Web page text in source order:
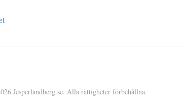
Jesperlandberg.se. Alla rättigheter förbehållna.